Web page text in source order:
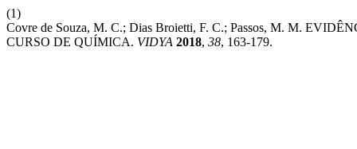
(1)
Covre de Souza, M. C.; Dias Broietti, F. C.; Passos, M. M.
CURSO DE QUÍMICA. VIDYA 2018, 38, 163-179.